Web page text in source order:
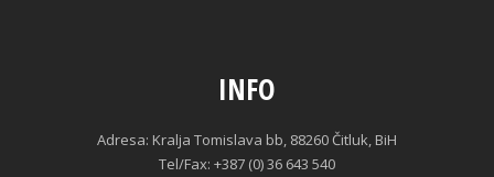
INFO
Adresa: Kralja Tomislava bb, 88260 Čitluk, BiH
Tel/Fax: +387 (0) 36 643 540